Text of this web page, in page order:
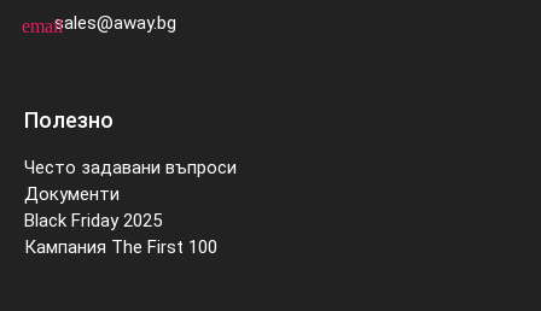
emailsales@away.bg
Полезно
Често задавани въпроси
Документи
Black Friday 2025
Кампания The First 100